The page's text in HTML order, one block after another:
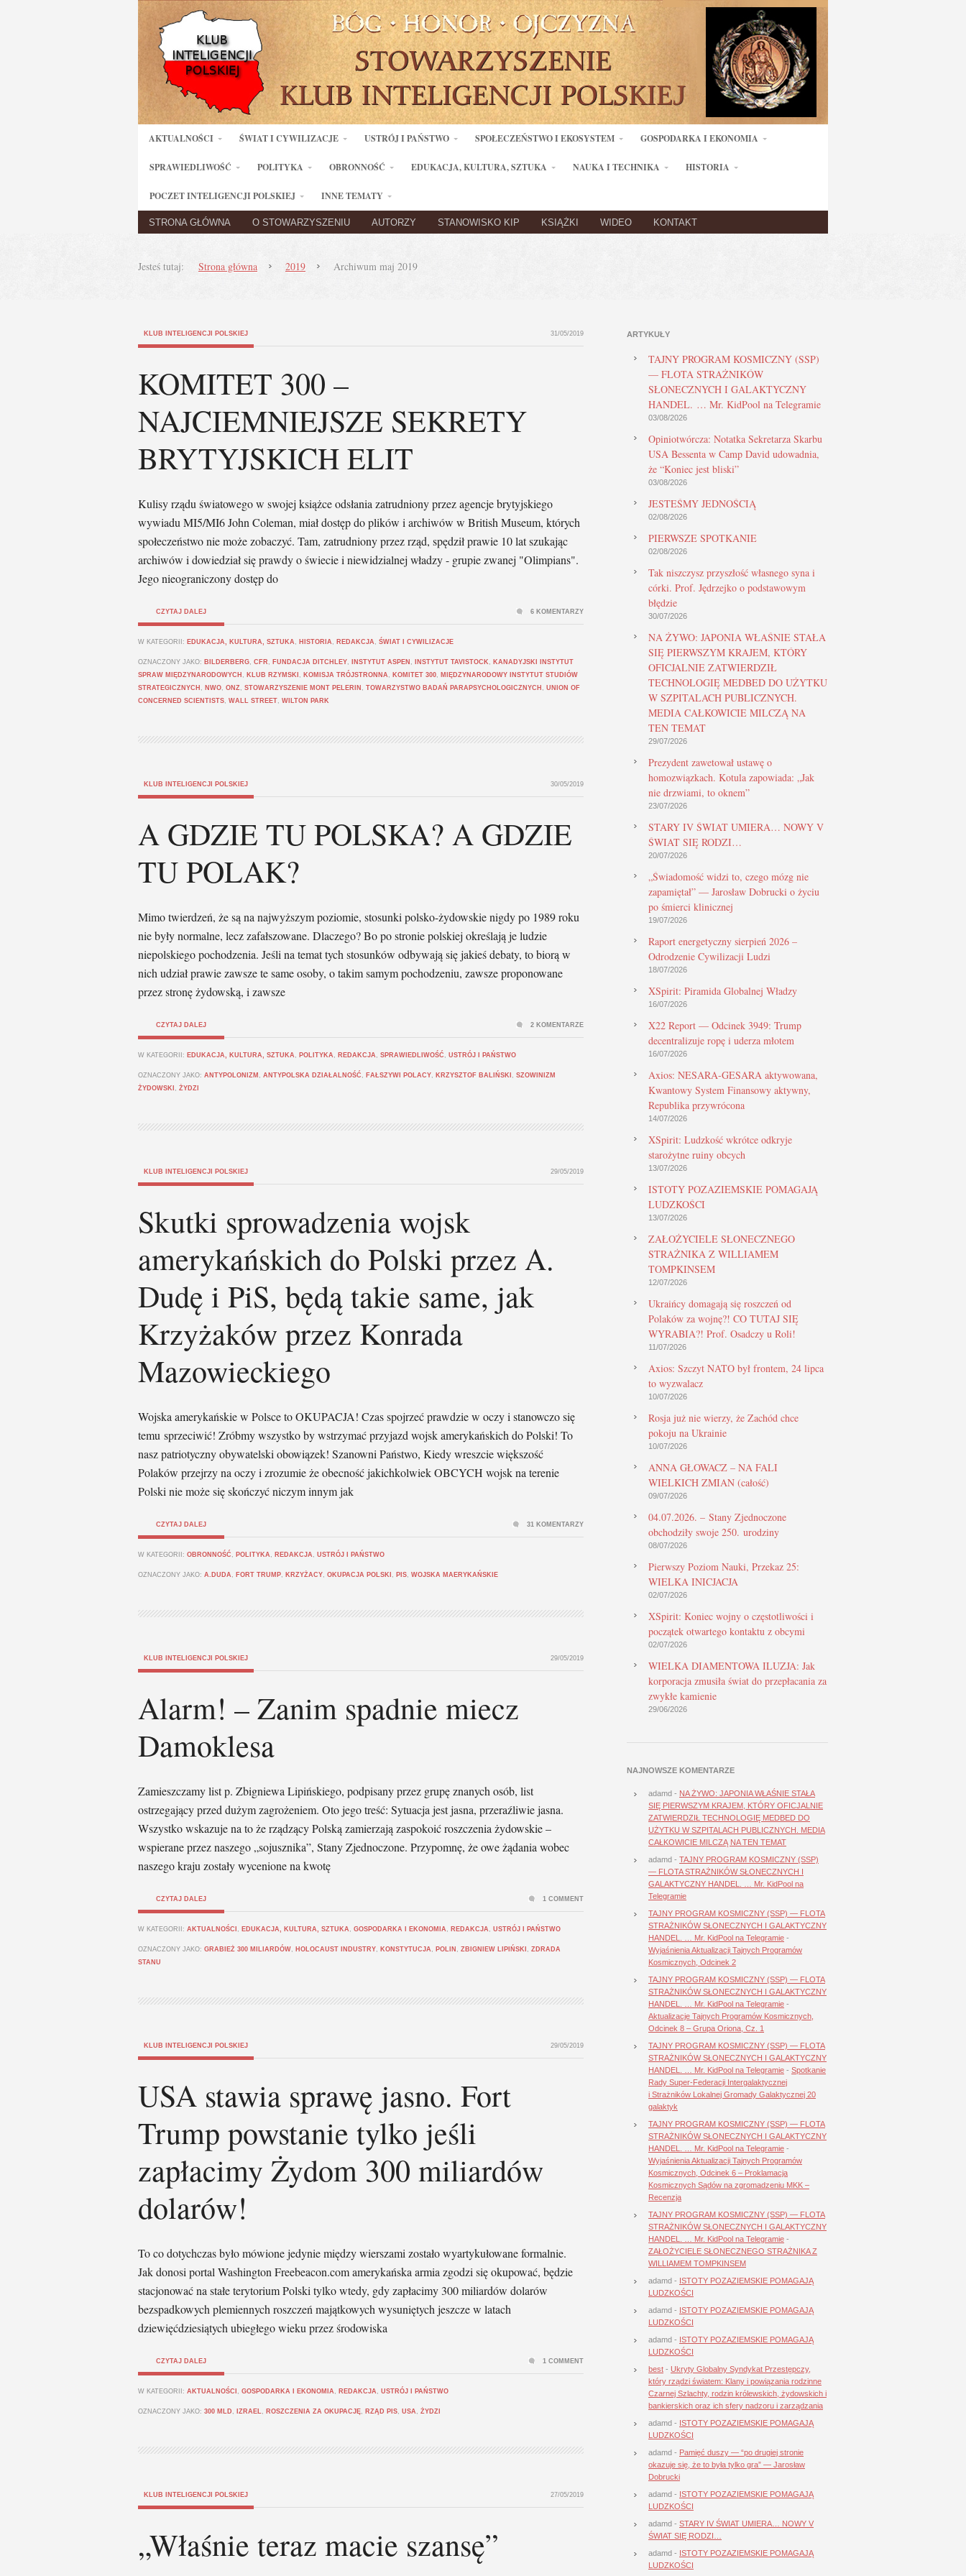
AKTUALNOŚCI ŚWIAT I CYWILIZACJE USTRÓJ I PAŃSTWO SPOŁECZEŃSTWO I EKOSYSTEM GOSPODARKA I EKONOMIA
SPRAWIEDLIWOŚĆ POLITYKA OBRONNOŚĆ EDUKACJA, KULTURA, SZTUKA NAUKA I TECHNIKA HISTORIA
POCZET INTELIGENCJI POLSKIEJ INNE TEMATY
STRONA GŁÓWNA O STOWARZYSZENIU AUTORZY STANOWISKO KIP KSIĄŻKI WIDEO KONTAKT
Jesteś tutaj: Strona główna 2019 Archiwum maj 2019
KLUB INTELIGENCJI POLSKIEJ 31/05/2019
KOMITET 300 –
NAJCIEMNIEJSZE SEKRETY
BRYTYJSKICH ELIT
Kulisy rządu światowego w swojej książce odsłania zatrudniony przez agencje brytyjskiego
wywiadu MI5/MI6 John Coleman, miał dostęp do plików i archiwów w British Museum, których
społeczeństwo nie może zobaczyć. Tam, zatrudniony przez rząd, spędził prawie 10 lat szukając
archiwów i dowiedział się prawdy o świecie i niewidzialnej władzy - grupie zwanej "Olimpians".
Jego nieograniczony dostęp do
CZYTAJ DALEJ
W KATEGORII: EDUKACJA, KULTURA, SZTUKA , HISTORIA , REDAKCJA , ŚWIAT I CYWILIZACJE
OZNACZONY JAKO: BILDERBERG, CFR , FUNDACJA DITCHLEY, INSTYTUT ASPEN , INSTYTUT TAVISTOCK , KANADYJSKI INSTYTUT
SPRAW MIĘDZYNARODOWYCH , KLUB RZYMSKI , KOMISJA TRÓJSTRONNA , KOMITET 300, MIĘDZYNARODOWY INSTYTUT STUDIÓW
STRATEGICZNYCH , NWO, ONZ, STOWARZYSZENIE MONT PELERIN , TOWARZYSTWO BADAŃ PARAPSYCHOLOGICZNYCH , UNION OF
CONCERNED SCIENTISTS, WALL STREET, WILTON PARK
6 KOMENTARZY
KLUB INTELIGENCJI POLSKIEJ 30/05/2019
A GDZIE TU POLSKA? A GDZIE
TU POLAK?
Mimo twierdzeń, że są na najwyższym poziomie, stosunki polsko-żydowskie nigdy po 1989 roku
nie były normalne, lecz zafałszowane. Dlaczego? Bo po stronie polskiej określają je ludzie
niepolskiego pochodzenia. Jeśli na temat tych stosunków odbywają się jakieś debaty, to biorą w
nich udział prawie zawsze te same osoby, o takim samym pochodzeniu, zawsze proponowane
przez stronę żydowską, i zawsze
CZYTAJ DALEJ
W KATEGORII: EDUKACJA, KULTURA, SZTUKA , POLITYKA , REDAKCJA , SPRAWIEDLIWOŚĆ , USTRÓJ I PAŃSTWO
OZNACZONY JAKO: ANTYPOLONIZM , ANTYPOLSKA DZIAŁALNOŚĆ , FAŁSZYWI POLACY, KRZYSZTOF BALIŃSKI , SZOWINIZM
ŻYDOWSKI , ŻYDZI
2 KOMENTARZE
KLUB INTELIGENCJI POLSKIEJ 29/05/2019
Skutki sprowadzenia wojsk
amerykańskich do Polski przez A.
Dudę i PiS, będą takie same, jak
Krzyżaków przez Konrada
Mazowieckiego
Wojska amerykańskie w Polsce to OKUPACJA! Czas spojrzeć prawdzie w oczy i stanowczo się
temu sprzeciwić! Zróbmy wszystko by wstrzymać przyjazd wojsk amerykańskich do Polski! To
nasz patriotyczny obywatelski obowiązek! Szanowni Państwo, Kiedy wreszcie większość
Polaków przejrzy na oczy i zrozumie że obecność jakichkolwiek OBCYCH wojsk na terenie
Polski nie może się skończyć niczym innym jak
CZYTAJ DALEJ
W KATEGORII: OBRONNOŚĆ , POLITYKA , REDAKCJA , USTRÓJ I PAŃSTWO
OZNACZONY JAKO: A.DUDA , FORT TRUMP, KRZYŻACY, OKUPACJA POLSKI , PIS, WOJSKA MAERYKAŃSKIE
31 KOMENTARZY
KLUB INTELIGENCJI POLSKIEJ 29/05/2019
Alarm! – Zanim spadnie miecz
Damoklesa
Zamieszczamy list p. Zbigniewa Lipińskiego, podpisany przez grupę znanych osób, list
ostrzegający przed dużym zagrożeniem. Oto jego treść: Sytuacja jest jasna, przeraźliwie jasna.
Wszystko wskazuje na to że rządzący Polską zamierzają zaspokoić roszczenia żydowskie –
wspierane przez naszego „sojusznika”, Stany Zjednoczone. Przypomnę, że owe żądania wobec
naszego kraju zostały wycenione na kwotę
CZYTAJ DALEJ
W KATEGORII: AKTUALNOŚCI , EDUKACJA, KULTURA, SZTUKA , GOSPODARKA I EKONOMIA , REDAKCJA , USTRÓJ I PAŃSTWO
OZNACZONY JAKO: GRABIEŻ 300 MILIARDÓW, HOLOCAUST INDUSTRY, KONSTYTUCJA , POLIN , ZBIGNIEW LIPIŃSKI , ZDRADA
STANU
1 COMMENT
KLUB INTELIGENCJI POLSKIEJ 29/05/2019
USA stawia sprawę jasno. Fort
Trump powstanie tylko jeśli
zapłacimy Żydom 300 miliardów
dolarów!
To co dotychczas było mówione jedynie między wierszami zostało wyartykułowane formalnie.
Jak donosi portal Washington Freebeacon.com amerykańska armia zgodzi się okupować, będzie
stacjonować na stałe terytorium Polski tylko wtedy, gdy zapłacimy 300 miliardów dolarów
bezspadkowych plemiennych roszczeń majątkowych wysuniętych jeszcze w latach
dziewięćdziesiątych ubiegłego wieku przez środowiska
CZYTAJ DALEJ
W KATEGORII: AKTUALNOŚCI , GOSPODARKA I EKONOMIA , REDAKCJA , USTRÓJ I PAŃSTWO
OZNACZONY JAKO: 300 MLD , IZRAEL, ROSZCZENIA ZA OKUPACJĘ, RZĄD PIS, USA , ŻYDZI
1 COMMENT
KLUB INTELIGENCJI POLSKIEJ 27/05/2019
„Właśnie teraz macie szansę”
ARTYKUŁY
TAJNY PROGRAM KOSMICZNY (SSP)
— FLOTA STRAŻNIKÓW
SŁONECZNYCH I GALAKTYCZNY
HANDEL. … Mr. KidPool na Telegramie
03/08/2026
Opiniotwórcza: Notatka Sekretarza Skarbu
USA Bessenta w Camp David udowadnia,
że “Koniec jest bliski”
03/08/2026
JESTEŚMY JEDNOŚCIĄ
02/08/2026
PIERWSZE SPOTKANIE
02/08/2026
Tak niszczysz przyszłość własnego syna i
córki. Prof. Jędrzejko o podstawowym
błędzie
30/07/2026
NA ŻYWO: JAPONIA WŁAŚNIE STAŁA
SIĘ PIERWSZYM KRAJEM, KTÓRY
OFICJALNIE ZATWIERDZIŁ
TECHNOLOGIĘ MEDBED DO UŻYTKU
W SZPITALACH PUBLICZNYCH.
MEDIA CAŁKOWICIE MILCZĄ NA
TEN TEMAT
29/07/2026
Prezydent zawetował ustawę o
homozwiązkach. Kotula zapowiada: „Jak
nie drzwiami, to oknem”
23/07/2026
STARY IV ŚWIAT UMIERA… NOWY V
ŚWIAT SIĘ RODZI…
20/07/2026
„Świadomość widzi to, czego mózg nie
zapamiętał” — Jarosław Dobrucki o życiu
po śmierci klinicznej
19/07/2026
Raport energetyczny sierpień 2026 –
Odrodzenie Cywilizacji Ludzi
18/07/2026
XSpirit: Piramida Globalnej Władzy
16/07/2026
X22 Report — Odcinek 3949: Trump
decentralizuje ropę i uderza młotem
16/07/2026
Axios: NESARA-GESARA aktywowana,
Kwantowy System Finansowy aktywny,
Republika przywrócona
14/07/2026
XSpirit: Ludzkość wkrótce odkryje
starożytne ruiny obcych
13/07/2026
ISTOTY POZAZIEMSKIE POMAGAJĄ
LUDZKOŚCI
13/07/2026
ZAŁOŻYCIELE SŁONECZNEGO
STRAŻNIKA Z WILLIAMEM
TOMPKINSEM
12/07/2026
Ukraińcy domagają się roszczeń od
Polaków za wojnę?! CO TUTAJ SIĘ
WYRABIA?! Prof. Osadczy u Roli!
11/07/2026
Axios: Szczyt NATO był frontem, 24 lipca
to wyzwalacz
10/07/2026
Rosja już nie wierzy, że Zachód chce
pokoju na Ukrainie
10/07/2026
ANNA GŁOWACZ – NA FALI
WIELKICH ZMIAN (całość)
09/07/2026
04.07.2026. – Stany Zjednoczone
obchodziły swoje 250. urodziny
08/07/2026
Pierwszy Poziom Nauki, Przekaz 25:
WIELKA INICJACJA
02/07/2026
XSpirit: Koniec wojny o częstotliwości i
początek otwartego kontaktu z obcymi
02/07/2026
WIELKA DIAMENTOWA ILUZJA: Jak
korporacja zmusiła świat do przepłacania za
zwykłe kamienie
29/06/2026
NAJNOWSZE KOMENTARZE
adamd - NA ŻYWO: JAPONIA WŁAŚNIE STAŁA
SIĘ PIERWSZYM KRAJEM, KTÓRY OFICJALNIE
ZATWIERDZIŁ TECHNOLOGIĘ MEDBED DO
UŻYTKU W SZPITALACH PUBLICZNYCH. MEDIA
CAŁKOWICIE MILCZĄ NA TEN TEMAT
adamd - TAJNY PROGRAM KOSMICZNY (SSP)
— FLOTA STRAŻNIKÓW SŁONECZNYCH I
GALAKTYCZNY HANDEL. … Mr. KidPool na
Telegramie
TAJNY PROGRAM KOSMICZNY (SSP) — FLOTA
STRAŻNIKÓW SŁONECZNYCH I GALAKTYCZNY
HANDEL. … Mr. KidPool na Telegramie -
Wyjaśnienia Aktualizacji Tajnych Programów
Kosmicznych, Odcinek 2
TAJNY PROGRAM KOSMICZNY (SSP) — FLOTA
STRAŻNIKÓW SŁONECZNYCH I GALAKTYCZNY
HANDEL. … Mr. KidPool na Telegramie -
Aktualizacje Tajnych Programów Kosmicznych,
Odcinek 8 – Grupa Oriona, Cz. 1
TAJNY PROGRAM KOSMICZNY (SSP) — FLOTA
STRAŻNIKÓW SŁONECZNYCH I GALAKTYCZNY
HANDEL. … Mr. KidPool na Telegramie - Spotkanie
Rady Super-Federacji Intergalaktycznej
i Strażników Lokalnej Gromady Galaktycznej 20
galaktyk
TAJNY PROGRAM KOSMICZNY (SSP) — FLOTA
STRAŻNIKÓW SŁONECZNYCH I GALAKTYCZNY
HANDEL. … Mr. KidPool na Telegramie -
Wyjaśnienia Aktualizacji Tajnych Programów
Kosmicznych, Odcinek 6 – Proklamacja
Kosmicznych Sądów na zgromadzeniu MKK –
Recenzja
TAJNY PROGRAM KOSMICZNY (SSP) — FLOTA
STRAŻNIKÓW SŁONECZNYCH I GALAKTYCZNY
HANDEL. … Mr. KidPool na Telegramie -
ZAŁOŻYCIELE SŁONECZNEGO STRAŻNIKA Z
WILLIAMEM TOMPKINSEM
adamd - ISTOTY POZAZIEMSKIE POMAGAJĄ
LUDZKOŚCI
adamd - ISTOTY POZAZIEMSKIE POMAGAJĄ
LUDZKOŚCI
adamd - ISTOTY POZAZIEMSKIE POMAGAJĄ
LUDZKOŚCI
best - Ukryty Globalny Syndykat Przestępczy,
który rządzi światem: Klany i powiązania rodzinne
Czarnej Szlachty, rodzin królewskich, żydowskich i
bankierskich oraz ich sfery nadzoru i zarządzania
adamd - ISTOTY POZAZIEMSKIE POMAGAJĄ
LUDZKOŚCI
adamd - Pamięć duszy — “po drugiej stronie
okazuje się, że to była tylko gra” — Jarosław
Dobrucki
adamd - ISTOTY POZAZIEMSKIE POMAGAJĄ
LUDZKOŚCI
adamd - STARY IV ŚWIAT UMIERA… NOWY V
ŚWIAT SIĘ RODZI…
adamd - ISTOTY POZAZIEMSKIE POMAGAJĄ
LUDZKOŚCI